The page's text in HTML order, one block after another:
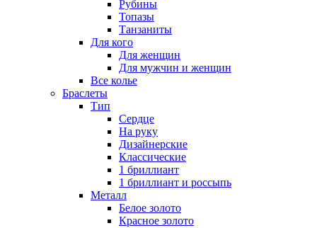
Рубины
Топазы
Танзаниты
Для кого
Для женщин
Для мужчин и женщин
Все колье
Браслеты
Тип
Сердце
На руку
Дизайнерские
Классические
1 бриллиант
1 бриллиант и россыпь
Металл
Белое золото
Красное золото